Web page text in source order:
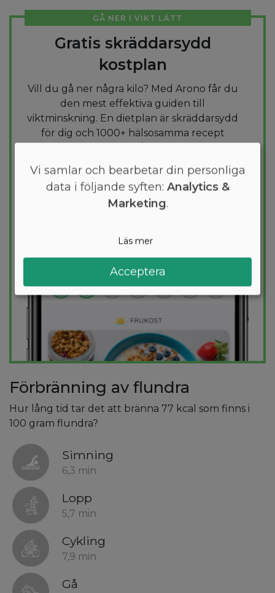
GÅ NER I VIKT LÄTT
Gratis skräddarsydd
kostplan
Vill du gå ner några kilo? Med Arono får du
den mest effektiva guiden till
viktminskning. En dietplan är skräddarsydd
för dig och 1000+ hälsosamma recept
kalorimål varje dag.
PROVAGRATIS
Förbränning av flundra
Hur lång tid tar det att bränna 77 kcal som finns i
100 gram flundra?
Simning
6,3 min
Lopp
5,7 min
Cykling
7,9 min
Gå
Vi samlar och bearbetar din personliga
data i följande syften: Analytics &
Marketing.
Läs mer
Acceptera